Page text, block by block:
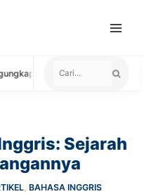
Cinta Negara
Sejarah
, BAHASA INGGRIS